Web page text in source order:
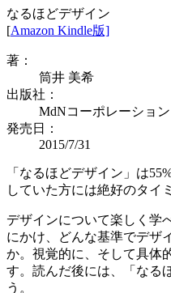
なるほどデザイン
[Amazon Kindle版]
著：
筒井 美希
出版社：
MdNコーポレーション
発売日：
2015/7/31
「なるほどデザイン」は
していた方には絶好のタイ
デザインについて楽しく学
にかけ、どんな基準でデザ
か。視覚的に、そして具体
す。読んだ後には、「なる
う。